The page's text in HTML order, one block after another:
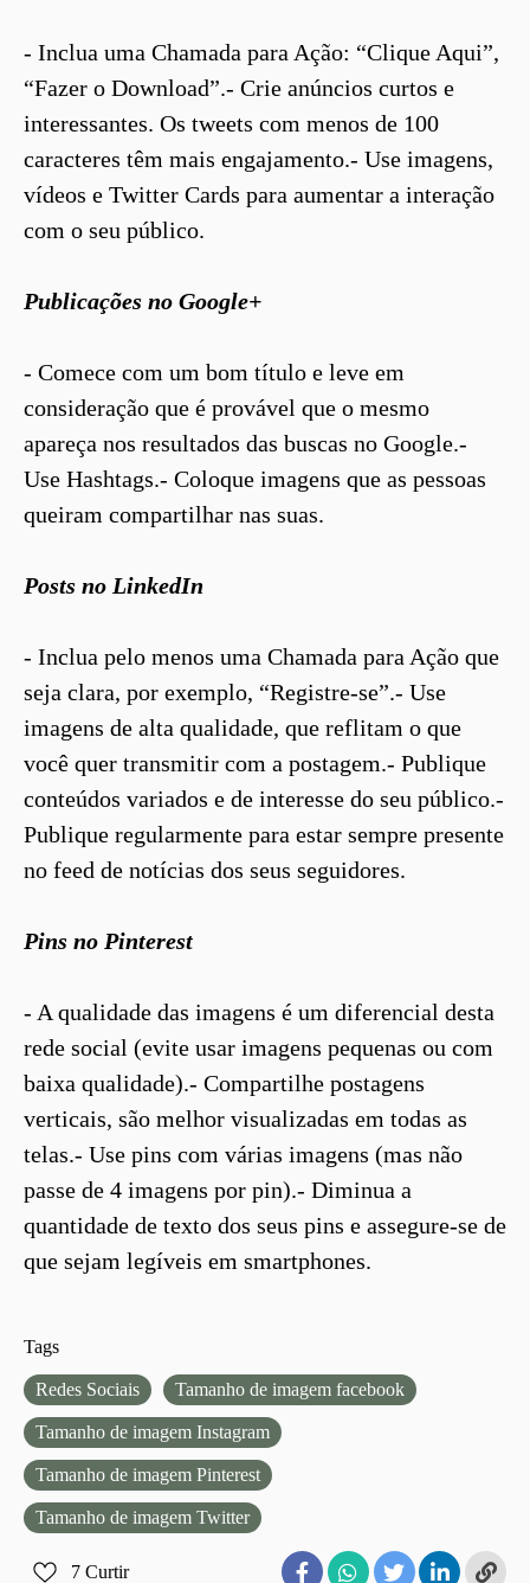
- Inclua uma Chamada para Ação: “Clique Aqui”,
“Fazer o Download”.- Crie anúncios curtos e
interessantes. Os tweets com menos de 100
caracteres têm mais engajamento.- Use imagens,
vídeos e Twitter Cards para aumentar a interação
com o seu público.
Publicações no Google+
- Comece com um bom título e leve em
consideração que é provável que o mesmo
apareça nos resultados das buscas no Google.-
Use Hashtags.- Coloque imagens que as pessoas
queiram compartilhar nas suas.
Posts no LinkedIn
- Inclua pelo menos uma Chamada para Ação que
seja clara, por exemplo, “Registre-se”.- Use
imagens de alta qualidade, que reflitam o que
você quer transmitir com a postagem.- Publique
conteúdos variados e de interesse do seu público.-
Publique regularmente para estar sempre presente
no feed de notícias dos seus seguidores.
Pins no Pinterest
- A qualidade das imagens é um diferencial desta
rede social (evite usar imagens pequenas ou com
baixa qualidade).- Compartilhe postagens
verticais, são melhor visualizadas em todas as
telas.- Use pins com várias imagens (mas não
passe de 4 imagens por pin).- Diminua a
quantidade de texto dos seus pins e assegure-se de
que sejam legíveis em smartphones.
Tags
Redes Sociais Tamanho de imagem facebook
Tamanho de imagem Instagram
Tamanho de imagem Pinterest
Tamanho de imagem Twitter
7 Curtir